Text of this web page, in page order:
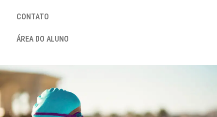
CONTATO
ÁREA DO ALUNO